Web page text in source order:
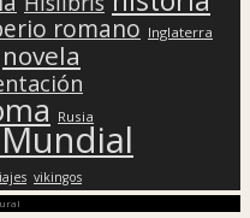
romano Inglaterra
novela
Rusia
vikingos